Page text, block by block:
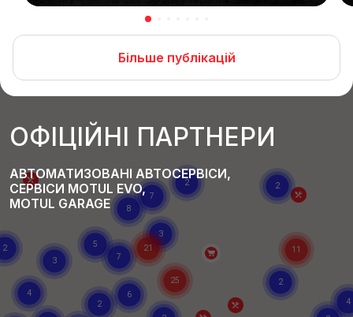
Більше публікацій
ОФІЦІЙНІ ПАРТНЕРИ
АВТОМАТИЗОВАНІ АВТОСЕРВІСИ,
СЕРВІСИ MOTUL EVO,
MOTUL GARAGE